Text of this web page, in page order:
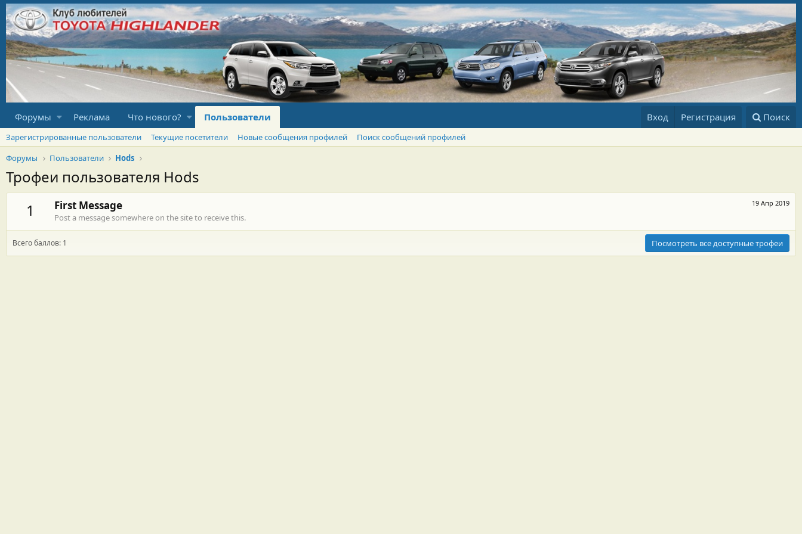
Форумы Реклама Что нового? Пользователи Вход Регистрация Поиск
Зарегистрированные пользователи Текущие посетители Новые сообщения профилей
Поиск сообщений профилей
Форумы
Пользователи Hods
Трофеи пользователя Hods
1
19 Апр 2019
First Message
Post a message somewhere on the site to receive this.
Всего баллов: 1 Посмотреть все доступные трофеи